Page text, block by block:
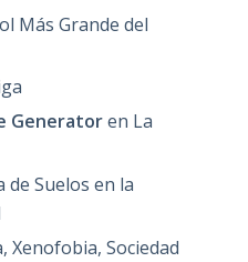
Más Grande del
Generatoren La
de Suelos en la
Xenofobia, Sociedad